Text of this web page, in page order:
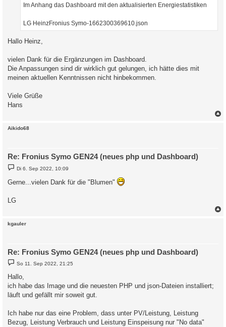
Im Anhang das Dashboard mit den aktualisierten Energiestatistiken
LG HeinzFronius Symo-1662300369610.json
Hallo Heinz,
vielen Dank für die Ergänzungen im Dashboard.
Die Anpassungen sind dir wirklich gut gelungen, ich hätte dies mit
meinen aktuellen Kenntnissen nicht hinbekommen.
Viele Grüße
Hans
Aikido68
Re: Fronius Symo GEN24 (neues php und Dashboard)
B
e
t
g
Di 6. Sep 2022, 10:09
Gerne...vielen Dank für die "Blumen"
LG
kgauler
Re: Fronius Symo GEN24 (neues php und Dashboard)
B
e
i
t
r
a
g
So 11. Sep 2022, 21:25
Hallo,
ich habe das Image und die neuesten PHP und json-Dateien installiert;
läuft und gefällt mir soweit gut.
Ich habe nur das eine Problem, dass unter PV/Leistung, Leistung
Bezug, Leistung Verbrauch und Leistung Einspeisung nur "No data"